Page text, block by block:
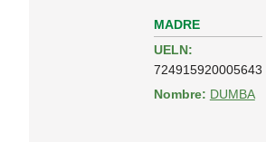
MADRE
UELN:
724915920005643
Nombre: DUMBA